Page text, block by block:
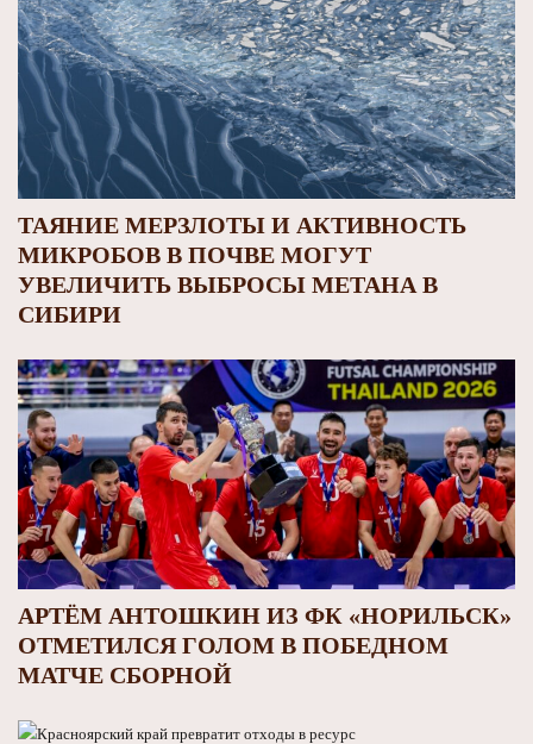
ТАЯНИЕ МЕРЗЛОТЫ И АКТИВНОСТЬ
МИКРОБОВ В ПОЧВЕ МОГУТ
УВЕЛИЧИТЬ ВЫБРОСЫ МЕТАНА В
СИБИРИ
АРТЁМ АНТОШКИН ИЗ ФК «НОРИЛЬСК»
ОТМЕТИЛСЯ ГОЛОМ В ПОБЕДНОМ
МАТЧЕ СБОРНОЙ